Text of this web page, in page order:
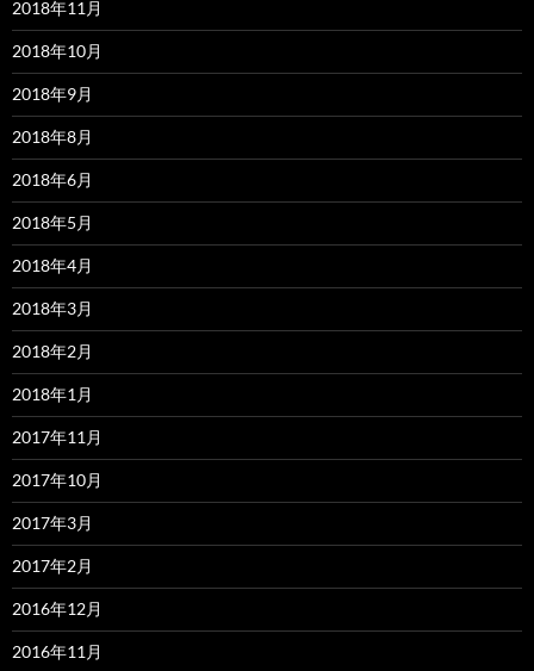
2018年11月
2018年10月
2018年9月
2018年8月
2018年6月
2018年5月
2018年4月
2018年3月
2018年2月
2018年1月
2017年11月
2017年10月
2017年3月
2017年2月
2016年12月
2016年11月